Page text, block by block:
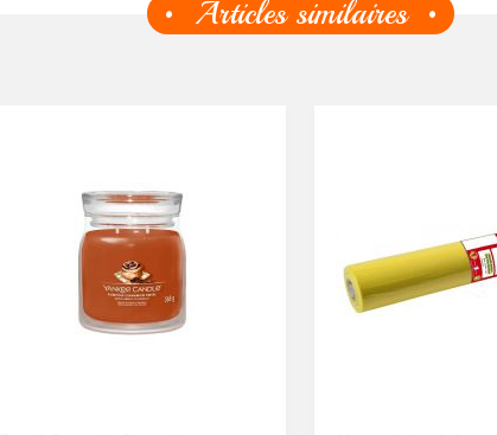
Articles similaires